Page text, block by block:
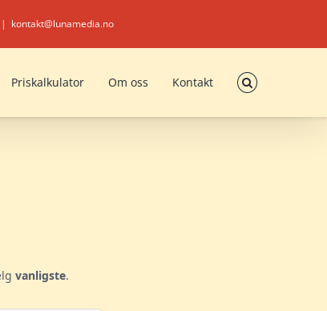
| kontakt@lunamedia.no
Priskalkulator Om oss Kontakt
vanligste.